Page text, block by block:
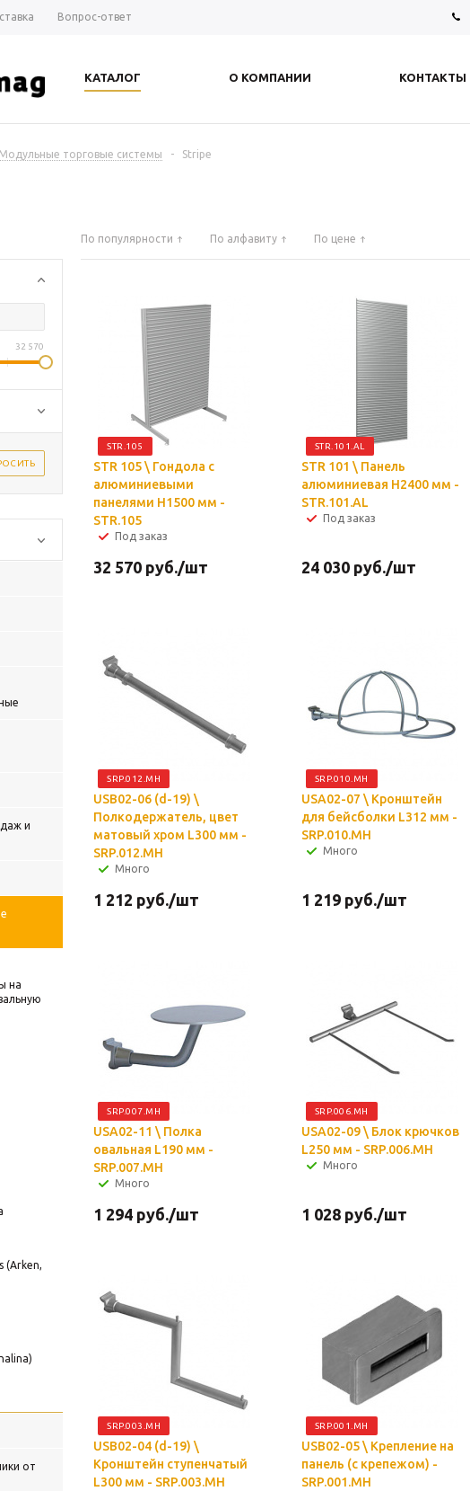
Вопрос-ответ
КАТАЛОГ О КОМПАНИИ КОНТАКТЫ
Модульные торговые системы - Stripe
32 570
и
на
(Arken,
от
По популярности По алфавиту По цене
STR.105
STR 105 \ Гондола с
алюминиевыми
панелями H1500 мм -
STR.105
Под заказ
32 570 руб./шт
STR.101.AL
STR 101 \ Панель
алюминиевая H2400 мм -
STR.101.AL
Под заказ
24 030руб./шт
SRP.012.MH
USB02-06 (d-19) \
Полкодержатель, цвет
матовый хром L300 мм -
SRP.012.MH
Много
1 212 руб./шт
SRP.010.MH
USA02-07 \ Кронштейн
для бейсболки L312 мм -
SRP.010.MH
Много
1 219руб./шт
SRP.007.MH
USA02-11 \ Полка
овальная L190 мм -
SRP.007.MH
Много
1 294 руб./шт
SRP.006.MH
USA02-09 \ Блок крючков
L250 мм - SRP.006.MH
Много
1 028руб./шт
SRP.003.MH
USB02-04 (d-19) \
Кронштейн ступенчатый
L300 мм - SRP.003.MH
SRP.001.MH
USB02-05 \ Крепление на
панель (с крепежом) -
SRP.001.MH